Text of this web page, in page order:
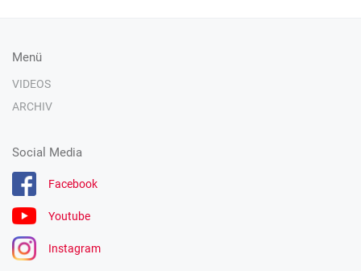
Menü
VIDEOS
ARCHIV
Social Media
Facebook
Youtube
Instagram